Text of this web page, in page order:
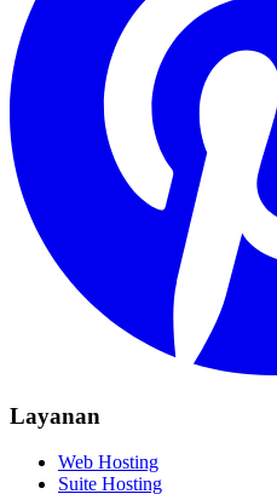
Layanan
Web Hosting
Suite Hosting